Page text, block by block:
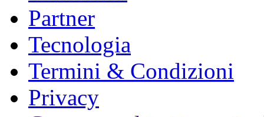
Partner
Tecnologia
Termini & Condizioni
Privacy